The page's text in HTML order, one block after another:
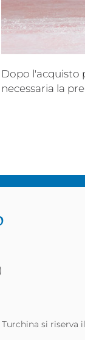
Dopo l'acquisto
necessaria la
Turchina si